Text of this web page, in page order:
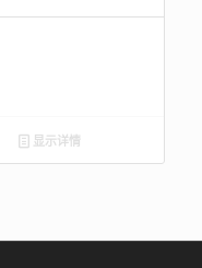
显示详情